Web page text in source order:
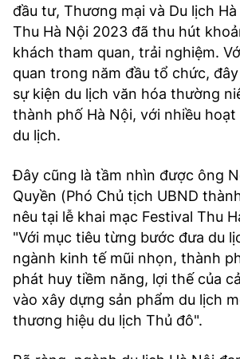
đầu tư, Thương mại và Du lịch
Thu Hà Nội 2023 đã thu hút
khách tham quan, trải nghiệm.
quan trong năm đầu tổ chức,
sự kiện du lịch văn hóa thường
thành phố Hà Nội, với nhiều
du lịch.
Đây cũng là tầm nhìn được ông
Quyền (Phó Chủ tịch UBND
nêu tại lễ khai mạc Festival Thu
"Với mục tiêu từng bước đưa du
ngành kinh tế mũi nhọn, thành
phát huy tiềm năng, lợi thế của
vào xây dựng sản phẩm du lịch
thương hiệu du lịch Thủ đô".